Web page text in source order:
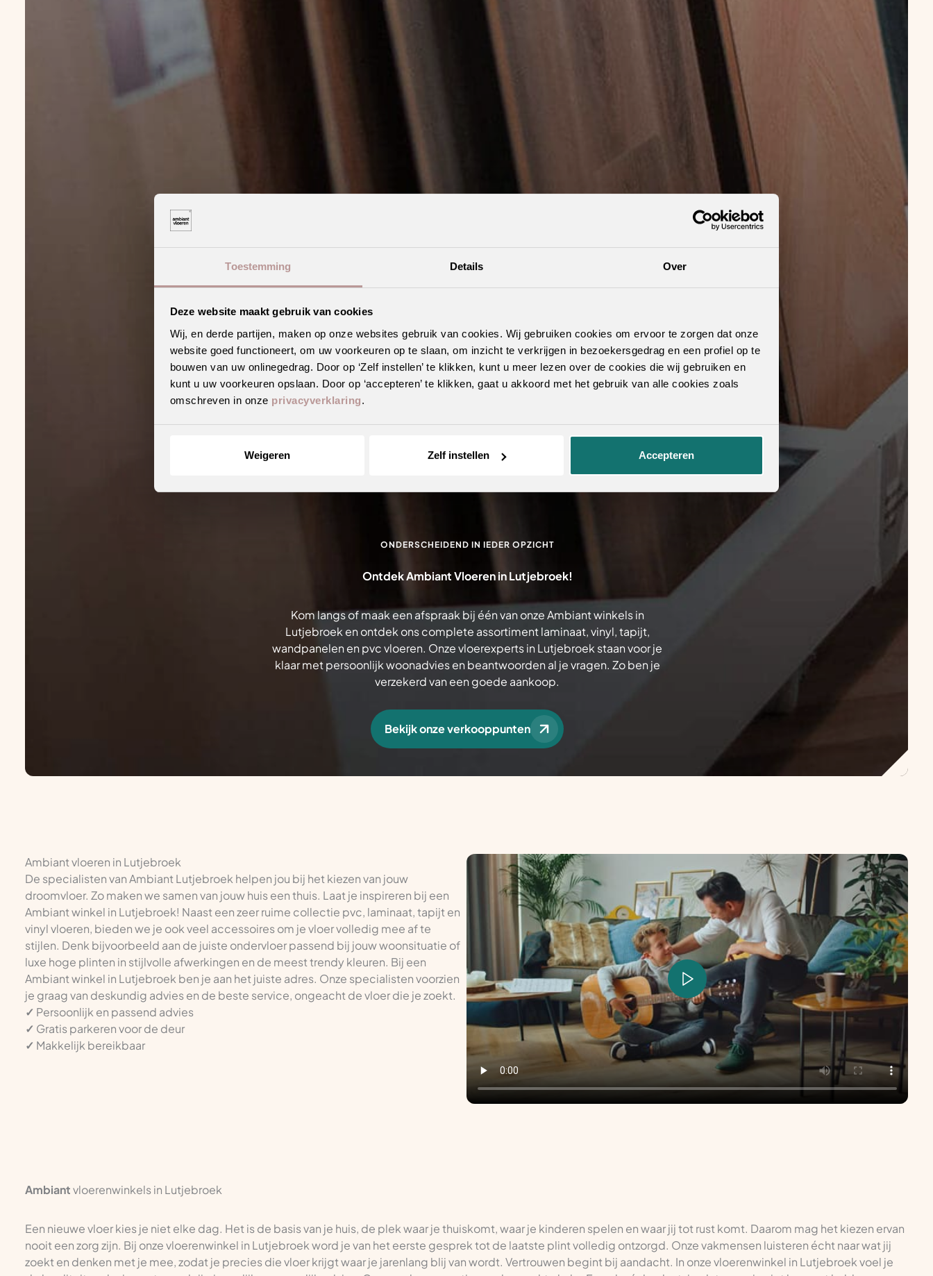
Toestemming Details Over
Deze website maakt gebruik van cookies
Wij, en derde partijen, maken op onze websites gebruik van cookies. Wij gebruiken cookies om ervoor te zorgen dat onze
website goed functioneert, om uw voorkeuren op te slaan, om inzicht te verkrijgen in bezoekersgedrag en een profiel op te
bouwen van uw onlinegedrag. Door op ‘Zelf instellen’ te klikken, kunt u meer lezen over de cookies die wij gebruiken en
kunt u uw voorkeuren opslaan. Door op ‘accepteren’ te klikken, gaat u akkoord met het gebruik van alle cookies zoals
omschreven in onze privacyverklaring.
Weigeren Zelf instellen Accepteren
ONDERSCHEIDEND IN IEDER OPZICHT
Ontdek Ambiant Vloeren in Lutjebroek!
Kom langs of maak een afspraak bij één van onze Ambiant winkels in
Lutjebroek en ontdek ons complete assortiment laminaat, vinyl, tapijt,
wandpanelen en pvc vloeren. Onze vloerexperts in Lutjebroek staan voor je
klaar met persoonlijk woonadvies en beantwoorden al je vragen. Zo ben je
verzekerd van een goede aankoop.
Bekijk onze verkooppunten
Ambiant vloeren in Lutjebroek
De specialisten van Ambiant Lutjebroek helpen jou bij het kiezen van jouw
droomvloer. Zo maken we samen van jouw huis een thuis. Laat je inspireren bij een
Ambiant winkel in Lutjebroek! Naast een zeer ruime collectie pvc, laminaat, tapijt en
vinyl vloeren, bieden we je ook veel accessoires om je vloer volledig mee af te
stijlen. Denk bijvoorbeeld aan de juiste ondervloer passend bij jouw woonsituatie of
luxe hoge plinten in stijlvolle afwerkingen en de meest trendy kleuren. Bij een
Ambiant winkel in Lutjebroek ben je aan het juiste adres. Onze specialisten voorzien
je graag van deskundig advies en de beste service, ongeacht de vloer die je zoekt.
✓ Persoonlijk en passend advies
✓ Gratis parkeren voor de deur
✓ Makkelijk bereikbaar
Ambiantvloerenwinkels in Lutjebroek
Een nieuwe vloer kies je niet elke dag. Het is de basis van je huis, de plek waar je thuiskomt, waar je kinderen spelen en waar jij tot rust komt. Daarom mag het kiezen ervan
nooit een zorg zijn. Bij onze vloerenwinkel in Lutjebroek word je van het eerste gesprek tot de laatste plint volledig ontzorgd. Onze vakmensen luisteren écht naar wat jij
zoekt en denken met je mee, zodat je precies die vloer krijgt waar je jarenlang blij van wordt. Vertrouwen begint bij aandacht. In onze vloerenwinkel in Lutjebroek voel je